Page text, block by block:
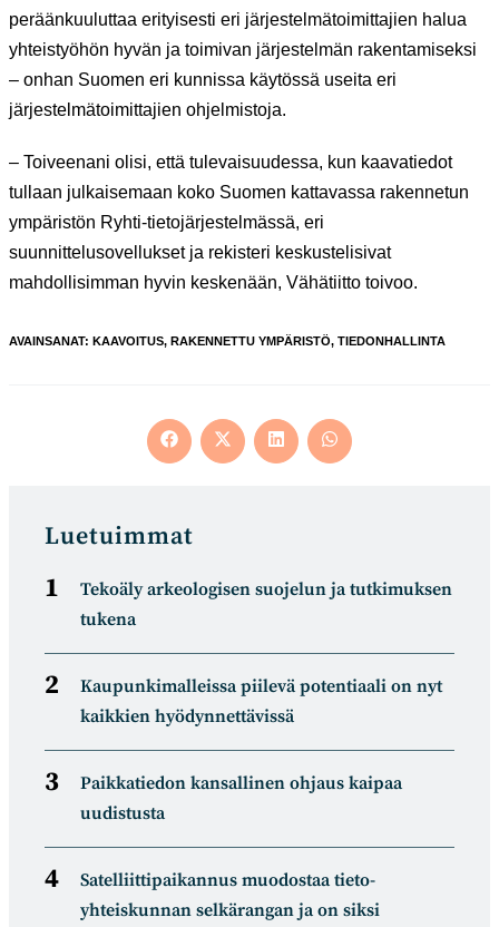
peräänkuuluttaa erityisesti eri järjestelmätoimittajien halua
yhteistyöhön hyvän ja toimivan järjestelmän rakentamiseksi
– onhan Suomen eri kunnissa käytössä useita eri
järjestelmätoimittajien ohjelmistoja.
– Toiveenani olisi, että tulevaisuudessa, kun kaavatiedot
tullaan julkaisemaan koko Suomen kattavassa rakennetun
ympäristön Ryhti-tietojärjestelmässä, eri
suunnittelusovellukset ja rekisteri keskustelisivat
mahdollisimman hyvin keskenään, Vähätiitto toivoo.
AVAINSANAT: KAAVOITUS, RAKENNETTU YMPÄRISTÖ, TIEDONHALLINTA
Opens
in
Opens
in
Opens
in
Opens
in
Luetuimmat
Tekoäly arkeologisen suojelun ja tutkimuksen
tukena
Kaupunkimalleissa piilevä potentiaali on nyt
kaikkien hyödynnettävissä
Paikkatiedon kansallinen ohjaus kaipaa
uudistusta
Satelliitti­paikannus muodostaa tieto­
yhteiskunnan selkä­rangan ja on siksi